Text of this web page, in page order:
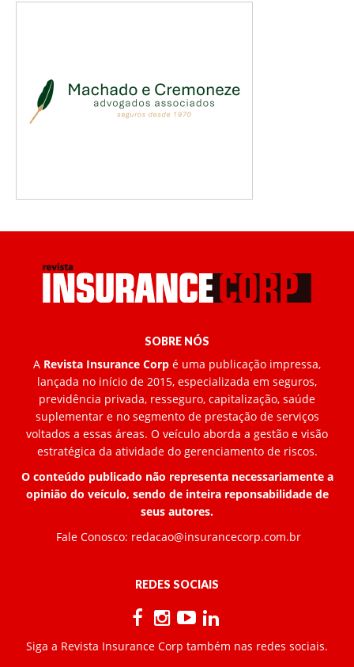
SOBRE NÓS
A Revista Insurance Corp é uma publicação impressa,
lançada no início de 2015, especializada em seguros,
previdência privada, resseguro, capitalização, saúde
suplementar e no segmento de prestação de serviços
voltados a essas áreas. O veículo aborda a gestão e visão
estratégica da atividade do gerenciamento de riscos.
O conteúdo publicado não representa necessariamente a
opinião do veículo, sendo de inteira reponsabilidade de
seus autores.
Fale Conosco: redacao@insurancecorp.com.br
REDES SOCIAIS
Siga a Revista Insurance Corp também nas redes sociais.